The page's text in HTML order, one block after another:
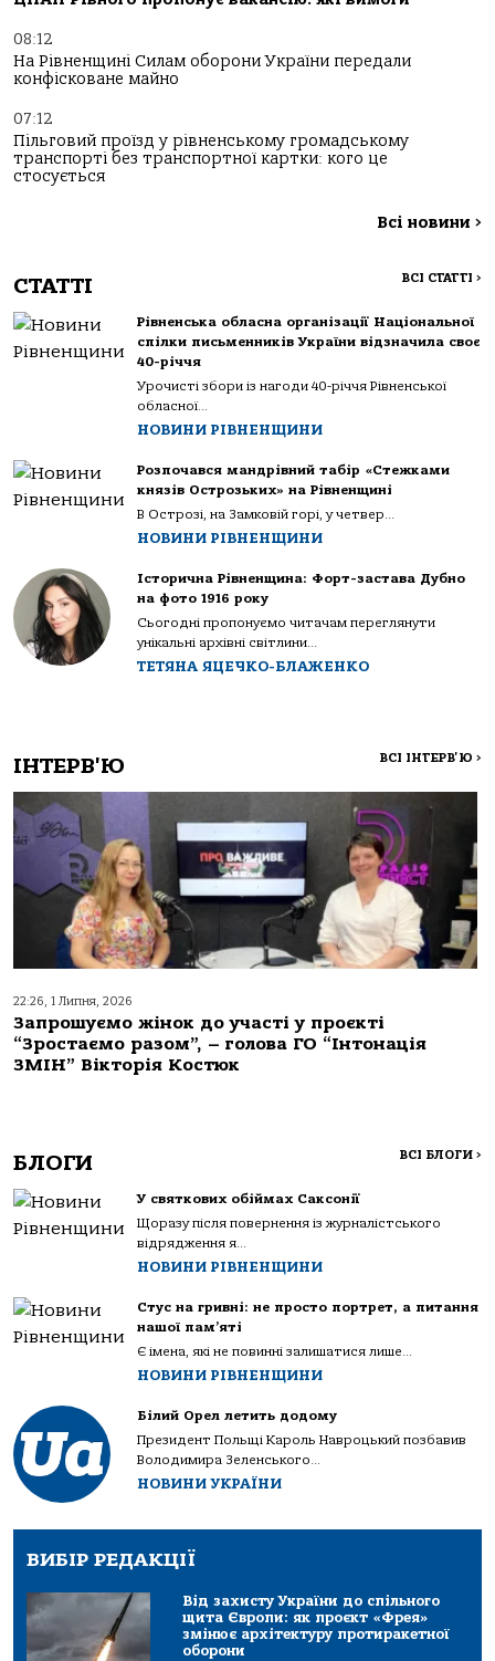
08:12
На Рівненщині Силам оборони України передали
конфісковане майно
07:12
Пільговий проїзд у рівненському громадському
транспорті без транспортної картки: кого це
стосується
Всі новини >
СТАТТІ ВСІ СТАТТІ >
Рівненська обласна організації Національної
спілки письменників України відзначила своє
40-річчя
Урочисті збори із нагоди 40-річчя Рівненської
обласної...
НОВИНИ РІВНЕНЩИНИ
Розпочався мандрівний табір «Стежками
князів Острозьких» на Рівненщині
В Острозі, на Замковій горі, у четвер...
НОВИНИ РІВНЕНЩИНИ
Історична Рівненщина: Форт-застава Дубно
на фото 1916 року
Сьогодні пропонуємо читачам переглянути
унікальні архівні світлини...
ТЕТЯНА ЯЦЕЧКО-БЛАЖЕНКО
ІНТЕРВ'Ю ВСІ ІНТЕРВ'Ю >
22:26, 1 Липня, 2026
Запрошуємо жінок до участі у проєкті
“Зростаємо разом”, – голова ГО “Інтонація
ЗМІН” Вікторія Костюк
БЛОГИ ВСІ БЛОГИ >
У святкових обіймах Саксонії
Щоразу після повернення із журналістського
відрядження я...
НОВИНИ РІВНЕНЩИНИ
Стус на гривні: не просто портрет, а питання
нашої пам’яті
Є імена, які не повинні залишатися лише...
НОВИНИ РІВНЕНЩИНИ
Білий Орел летить додому
Президент Польщі Кароль Навроцький позбавив
Володимира Зеленського...
НОВИНИ УКРАЇНИ
ВИБІР РЕДАКЦІЇ
Від захисту України до спільного
щита Європи: як проєкт «Фрея»
змінює архітектуру протиракетної
оборони